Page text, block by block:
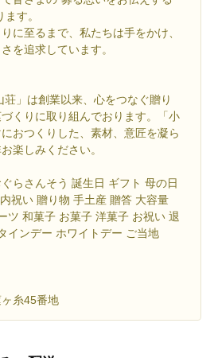
す。
に至るまで、私たちは手をかけ、
を追求しています。
」は創業以来、心をつなぐ贈り
くりに取り組んでおります。「小
おつくりした、素材、意匠を凝ら
楽しみください。
ぐらさんそう 誕生日 ギフト 母の日
祝い 贈り物 手土産 贈答 大容量
ツ 和菓子 お菓子 洋菓子 お祝い 退
インデー ホワイトデー ご当地
糸45番地